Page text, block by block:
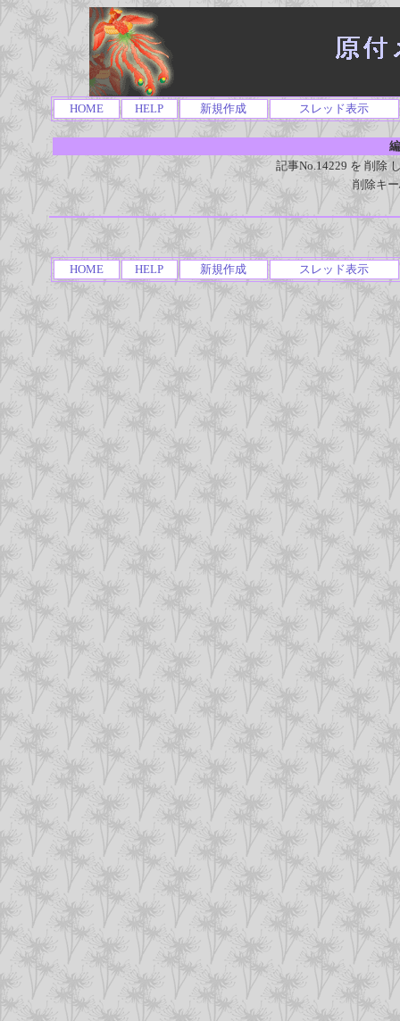
HOME HELP 新規作成 スレッド表示
記事No.14229 を 削除
削除キ
HOME HELP 新規作成 スレッド表示